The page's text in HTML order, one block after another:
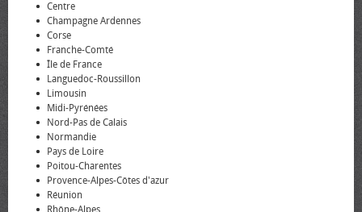
Centre
Champagne Ardennes
Corse
Franche-Comté
Île de France
Languedoc-Roussillon
Limousin
Midi-Pyrénées
Nord-Pas de Calais
Normandie
Pays de Loire
Poitou-Charentes
Provence-Alpes-Côtes d'azur
Réunion
Rhône-Alpes